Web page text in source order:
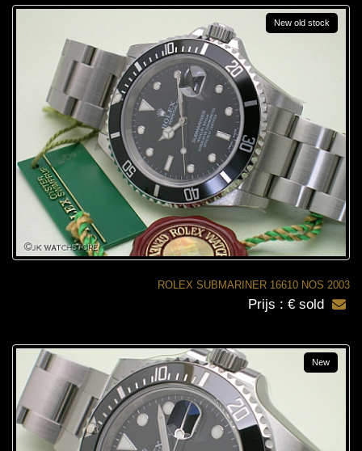
ROLEX SUBMARINER 16610 NOS 2003
New old stock
Prijs : € sold
New